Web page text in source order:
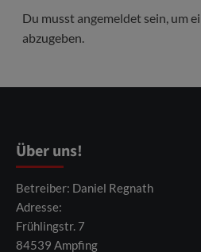
Du musst angemeldetsein, um
abzugeben.
Über uns!
Betreiber: Daniel Regnath
Adresse:
Frühlingstr. 7
84539 Ampfing